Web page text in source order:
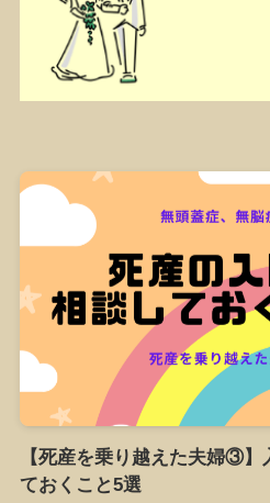
【死産を乗り越えた夫婦③
ておくこと5選